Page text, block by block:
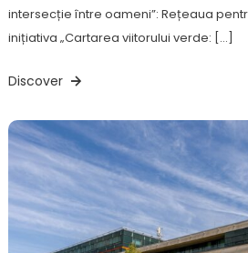
intersecție între oameni”: Rețeaua
inițiativa „Cartarea viitorului verde: […]
Discover